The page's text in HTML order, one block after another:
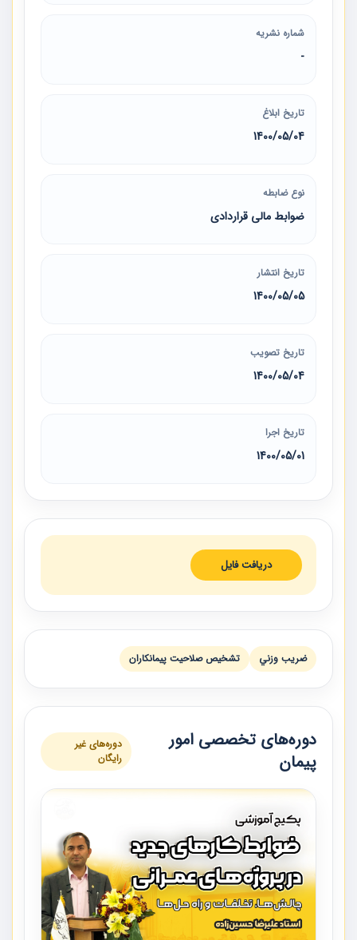
شماره نشریه
-
تاریخ ابلاغ
1400/05/04
نوع ضابطه
ضوابط مالی قراردادی
تاریخ انتشار
1400/05/05
تاریخ تصویب
1400/05/04
تاریخ اجرا
1400/05/01
دریافت فایل
ضريب وزني تشخيص صلاحيت پيمانكاران
دوره‌های تخصصی امور
پیمان
دوره‌های غیر
رایگان